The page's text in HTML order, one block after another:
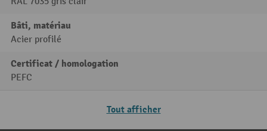
Bâti, matériau
Acier profilé
Certificat / homologation
PEFC
Tout afficher